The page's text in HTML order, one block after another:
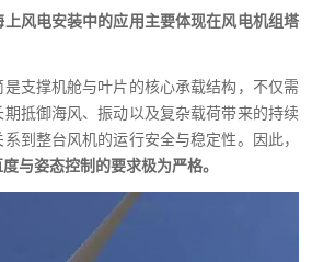
风电安装中的应用主要体现在风电机组塔
支撑机舱与叶片的核心承载结构，不仅需
抵御海风、振动以及复杂载荷带来的持续
到整台风机的运行安全与稳定性。因此，
与姿态控制的要求极为严格。